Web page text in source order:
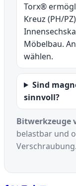
Torx®
Kreuz (PH/
Möbelbau.
wählen.
Sind
sinnvoll?
Bitwerkzeuge
belastbar und
Verschraubung.